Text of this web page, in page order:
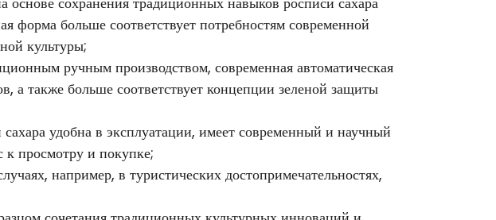
форма больше соответствует потребностям современной
культуры;
ручным производством, современная автоматическая
а также больше соответствует концепции зеленой защиты
удобна в эксплуатации, имеет современный и научный
просмотру и покупке;
например, в туристических достопримечательностях,